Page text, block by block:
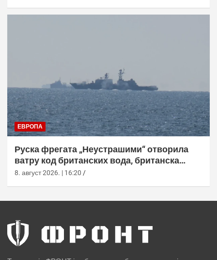
ЕВРОПА
Руска фрегата „Неустрашими“ отворила
ватру код британских вода, британска
морнарица појачала праћење
8. август 2026. | 16:20